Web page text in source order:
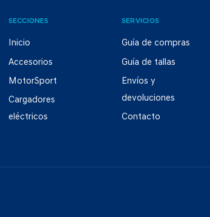
SECCIONES
Inicio
Accesorios
MotorSport
Cargadores
eléctricos
SERVICIOS
Guía de compras
Guía de tallas
Envíos y
devoluciones
Contacto